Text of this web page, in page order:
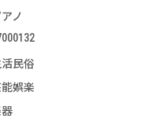
アノ
民俗
娯楽